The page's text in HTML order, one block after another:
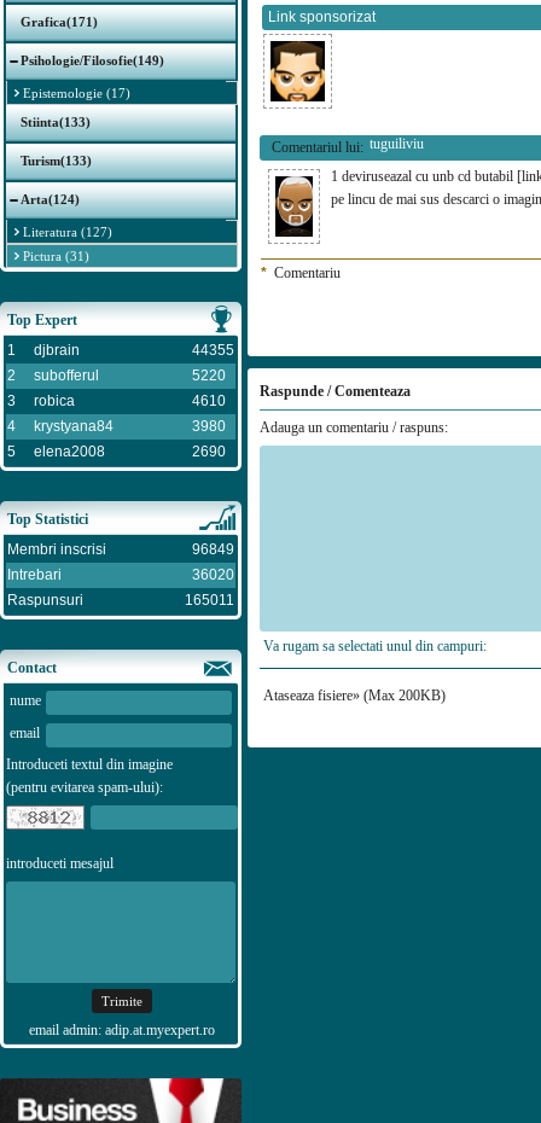
Grafica(171)
Psihologie/Filosofie(149)
Epistemologie (17)
Stiinta(133)
Turism(133)
Arta(124)
Literatura (127)
Pictura (31)
Top Expert
1
djbrain
44355
2
subofferul
5220
3
robica
4610
4
krystyana84
3980
5
elena2008 2690
Top Statistici
Membri inscrisi
96849
Intrebari
36020
Raspunsuri
165011
Contact
nume
email
Introduceti textul din imagine
(pentru evitarea spam-ului):
introduceti mesajul
email admin: adip.at.myexpert.ro
Link sponsorizat
Comentariul lui: tuguiliviu
1 deviruseazal cu unb cd butabil
pe lincu de mai sus descarci o
* Comentariu
Raspunde / Comenteaza
Adauga un comentariu / raspuns:
Va rugam sa selectati unul din campuri:
Ataseaza fisiere» (Max 200KB)